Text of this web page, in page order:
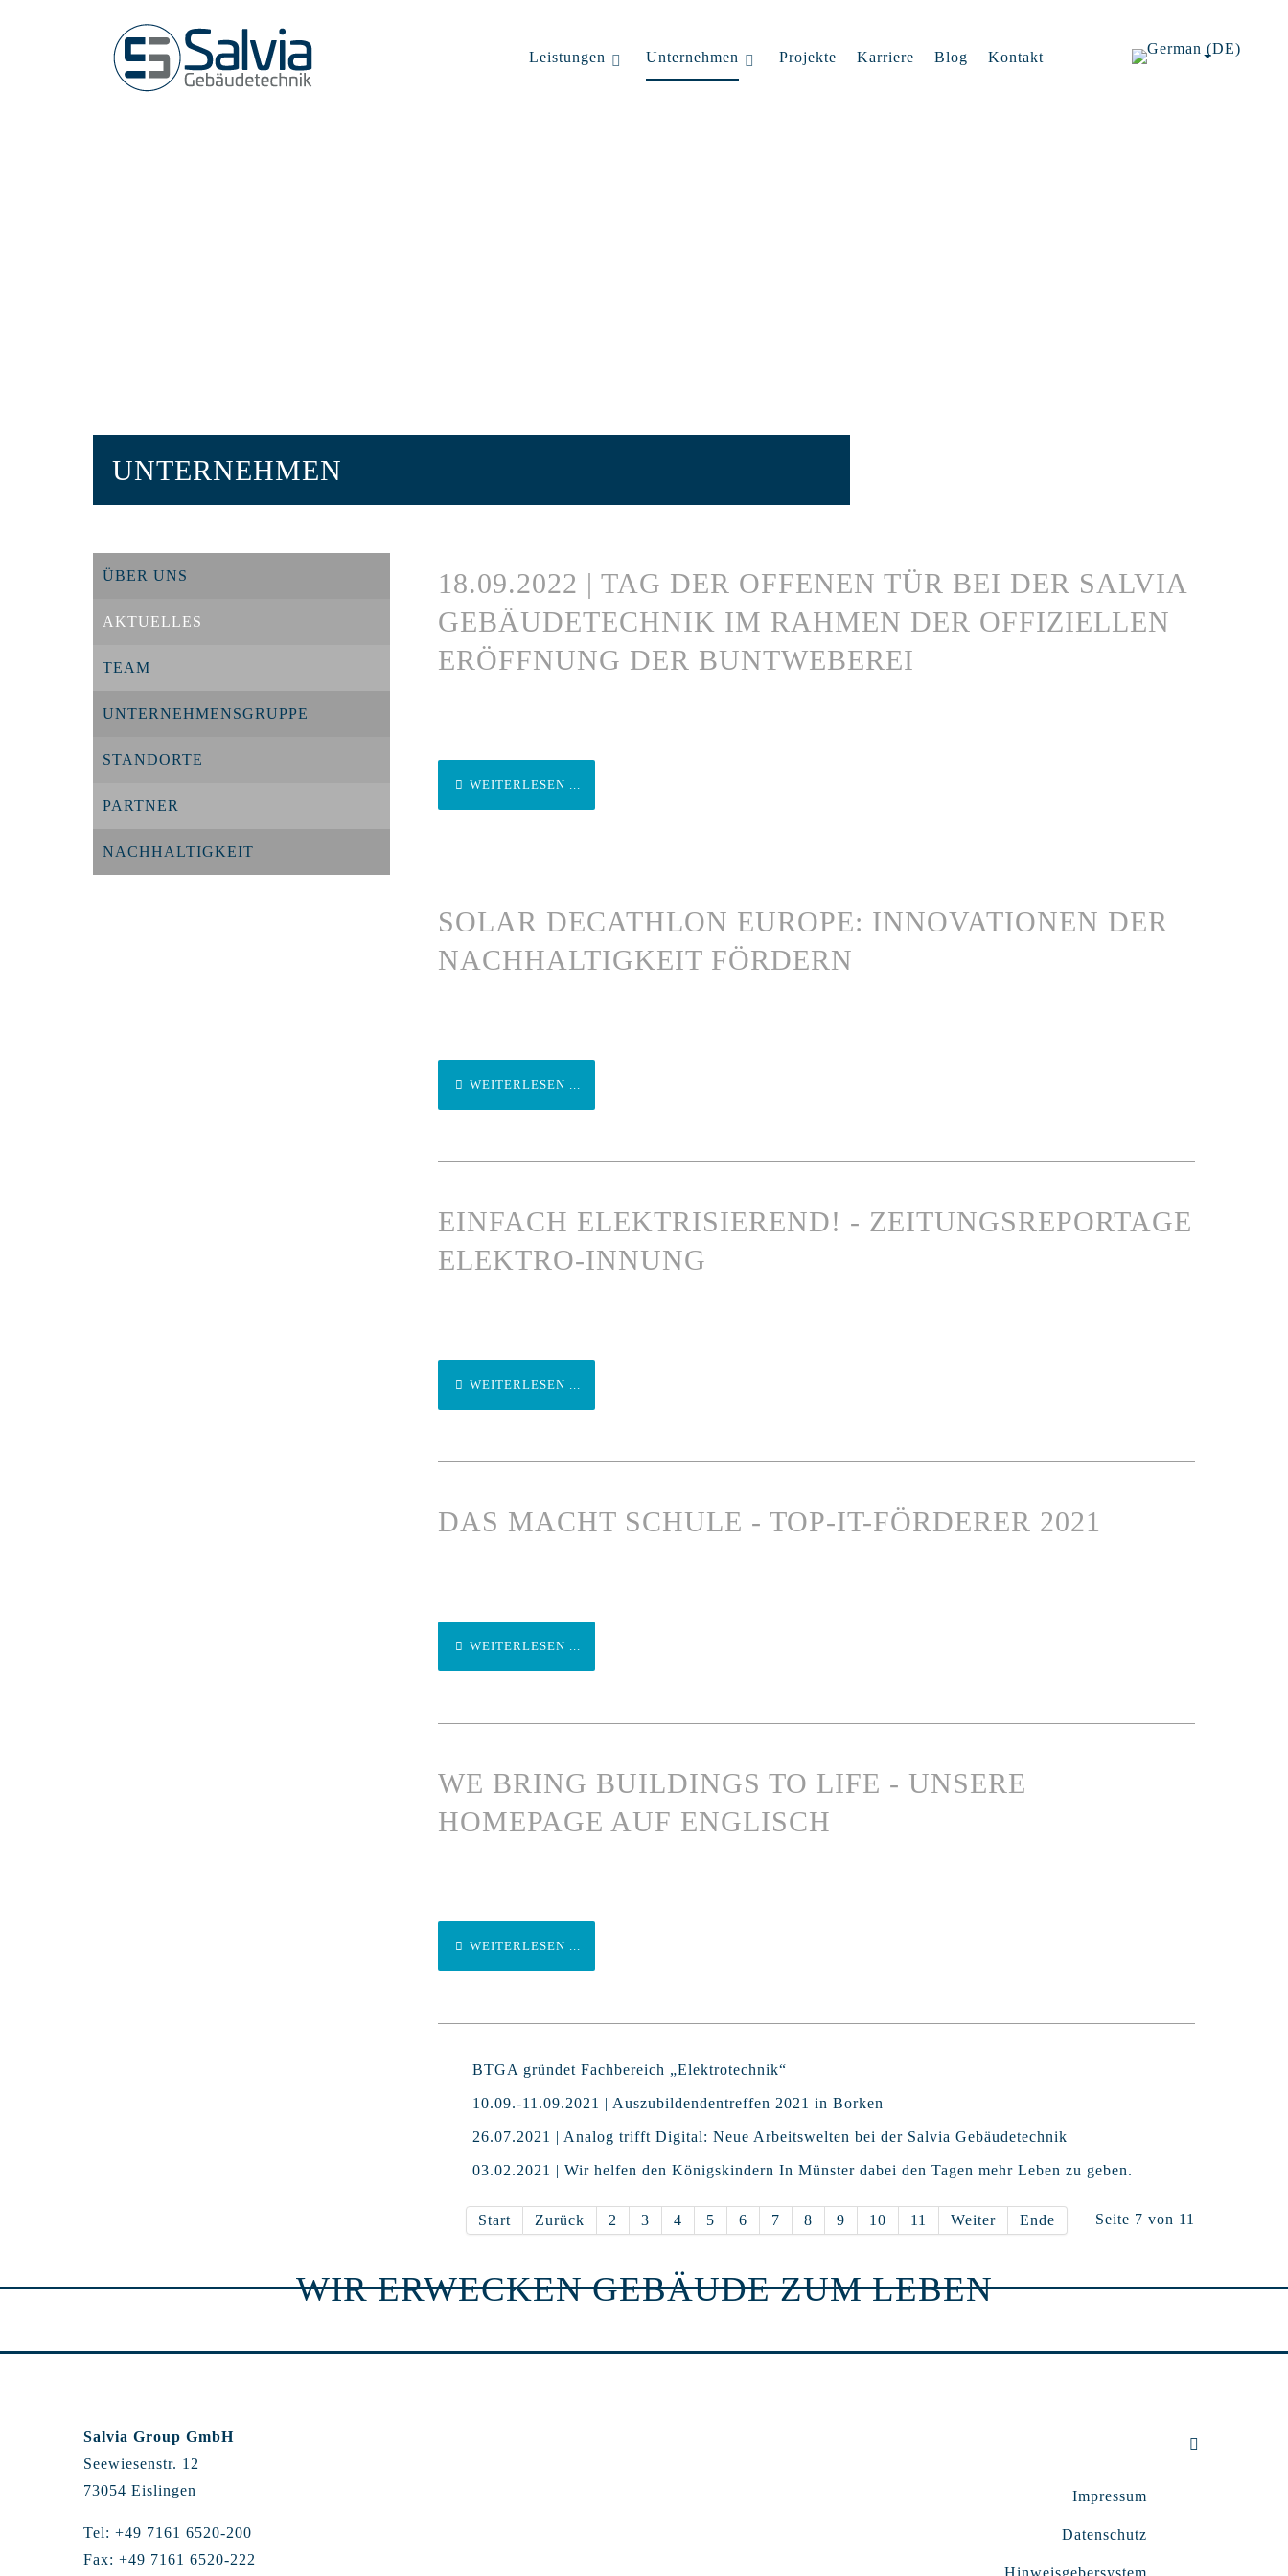
Leistungen Unternehmen Projekte Karriere Blog Kontakt
UNTERNEHMEN
ÜBER UNS
AKTUELLES
TEAM
UNTERNEHMENSGRUPPE
STANDORTE
PARTNER
NACHHALTIGKEIT
18.09.2022 | TAG DER OFFENEN TÜR BEI DER SALVIA
GEBÄUDETECHNIK IM RAHMEN DER OFFIZIELLEN
ERÖFFNUNG DER BUNTWEBEREI
WEITERLESEN ...
SOLAR DECATHLON EUROPE: INNOVATIONEN DER
NACHHALTIGKEIT FÖRDERN
WEITERLESEN ...
EINFACH ELEKTRISIEREND! - ZEITUNGSREPORTAGE
ELEKTRO-INNUNG
WEITERLESEN ...
DAS MACHT SCHULE - TOP-IT-FÖRDERER 2021
WEITERLESEN ...
WE BRING BUILDINGS TO LIFE - UNSERE
HOMEPAGE AUF ENGLISCH
WEITERLESEN ...
BTGA gründet Fachbereich „Elektrotechnik“
10.09.-11.09.2021 | Auszubildendentreffen 2021 in Borken
26.07.2021 | Analog trifft Digital: Neue Arbeitswelten bei der Salvia Gebäudetechnik
03.02.2021 | Wir helfen den Königskindern In Münster dabei den Tagen mehr Leben zu geben.
Seite 7 von 11
Start Zurück 2 3 4 5 6 7 8 9 10 11 Weiter Ende
WIR ERWECKEN GEBÄUDE ZUM LEBEN
Salvia Group GmbH
Seewiesenstr. 12
73054 Eislingen
Tel: +49 7161 6520-200
Fax: +49 7161 6520-222
Impressum
Datenschutz
Hinweisgebersystem